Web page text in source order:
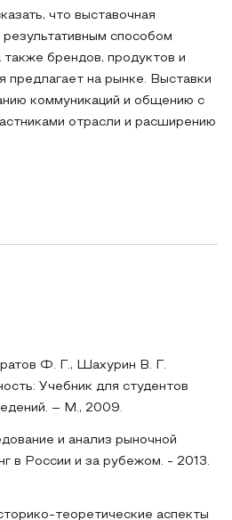
что выставочная
способом
брендов, продуктов и
предлагает на рынке. Выставки
коммуникаций и общению с
отрасли и расширению
Ф. Г., Шахурин В. Г.
Учебник для студентов
– М., 2009.
и анализ рыночной
в России и за рубежом. - 2013.
теоретические аспекты